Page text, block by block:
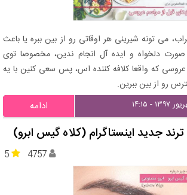
می تونه شیرینی هر اوقاتی رو از بین ببره یا باعث
صورت دلخواه و ایده آل انجام ندین، مخصوصا توی
عروسی که واقعا کلافه کننده اس، پس سعی کنین با یه
رو از بین ببرین.
ادامه
جدید اینستاگرام (کلاه گیس ابرو)
5 4757